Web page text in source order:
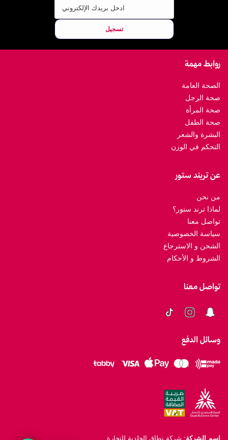
ادخل بريدك الإلكتروني
تسجيل
روابط مهمة
الصحة العامة
صحة الرجل
صحة المرأة
صحة الطفل
البشرة والشعر
التحكم في الوزن
عن تريند ستور
من نحن
لماذا ترند ستور؟
تواصل معنا
سياسة الخصوصية
الشحن و الاسترجاع
الشروط و الأحكام
تواصل معنا
وسائل الدفع
اسم الشركة: شركة نطاق الجلدية للتجارة